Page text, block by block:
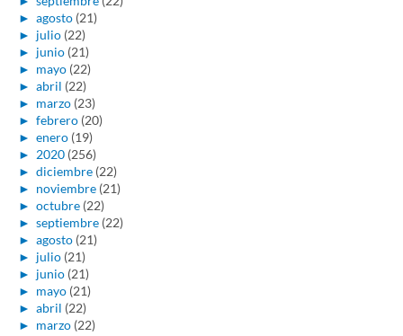
► agosto (21)
► julio (22)
► junio (21)
► mayo (22)
► abril (22)
► marzo (23)
► febrero (20)
► enero (19)
► 2020 (256)
► diciembre (22)
► noviembre (21)
► octubre (22)
► septiembre (22)
► agosto (21)
► julio (21)
► junio (21)
► mayo (21)
► abril (22)
► marzo (22)